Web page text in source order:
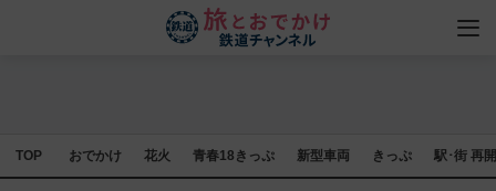
TOP おでかけ 花火 青春18きっぷ 新型車両 きっぷ 駅･街 再